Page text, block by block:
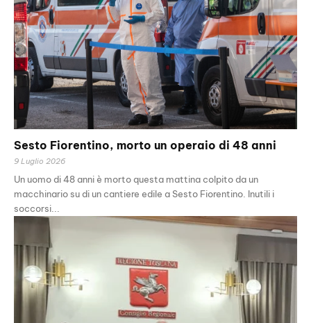
Sesto Fiorentino, morto un operaio di 48 anni
9 Luglio 2026
Un uomo di 48 anni è morto questa mattina colpito da un
macchinario su di un cantiere edile a Sesto Fiorentino. Inutili i
soccorsi...